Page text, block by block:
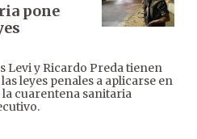
pone
Levi y Ricardo Preda tienen
leyes penales a aplicarse en
la cuarentena sanitaria